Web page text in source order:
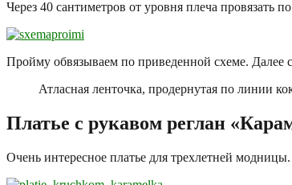
Через 40 сантиметров от уровня плеча провязать
Пройму обвязываем по приведенной схеме. Далее
Атласная ленточка, продернутая по линии
Платье с рукавом реглан
Очень интересное платье для трехлетней